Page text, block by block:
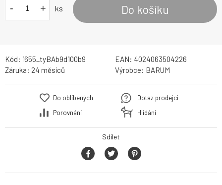
- + ks Do košíku
Kód: i655_tyBAb9d100b9 EAN: 4024063504226
Záruka: 24 měsíců Výrobce: BARUM
Do oblíbených
Porovnání
Dotaz prodejci
Hlídání
Sdílet